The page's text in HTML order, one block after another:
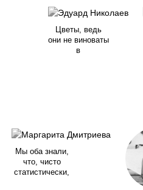
Цветы, ведь
они не виноваты
в
Мы оба знали,
что, чисто
статистически,